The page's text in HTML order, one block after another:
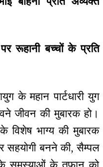
रूहानी बच्चों के प्रति
के महान पार्टधारी युग
जीवन की मुबारक हो।
विशेष भाग्य की मुबारक
सहयोगी बनने की, सैम्पल